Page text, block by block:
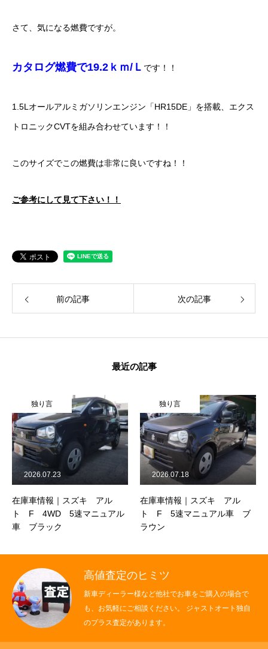
さて、気になる燃費ですが。
カタログ燃費で19.2ｋｍ/Ｌ です！！
1.5Lオールアルミガソリンエンジン「HR15DE」を搭載、エクス
トロニックCVTを組み合わせています！！
このサイズでこの燃費は非常に良いですね！！
ご参考にして見て下さい！！
前の記事 次の記事
最近の記事
独り言
在庫車情報｜スズキ アル
ト F 4WD 5速マニュアル
車 ブラック
2026.07.23
独り言
在庫車情報｜スズキ アル
ト F 5速マニュアル車 ブ
ラウン
2026.07.18
高値査定のヒミツ
新車ディーラー様など他社でお車をご購入の場合で
も、お気軽にご相談ください。 ジャストオート独自
のプラス査定があります。